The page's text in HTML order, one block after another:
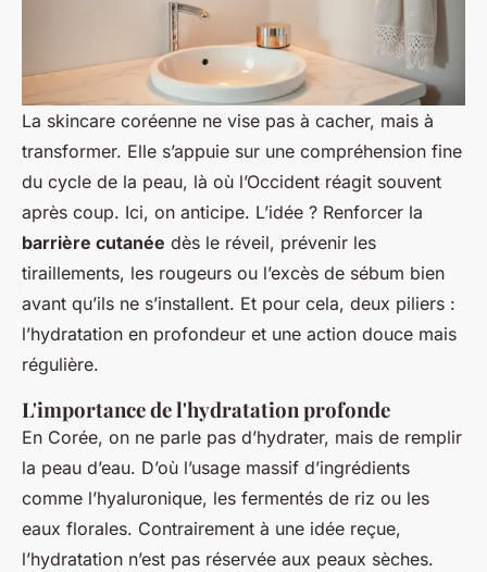
La skincare coréenne ne vise pas à cacher, mais à
transformer. Elle s’appuie sur une compréhension fine
du cycle de la peau, là où l’Occident réagit souvent
après coup. Ici, on anticipe. L’idée ? Renforcer la
barrière cutanée dès le réveil, prévenir les
tiraillements, les rougeurs ou l’excès de sébum bien
avant qu’ils ne s’installent. Et pour cela, deux piliers :
l’hydratation en profondeur et une action douce mais
régulière.
L'importance de l'hydratation profonde
En Corée, on ne parle pas d’hydrater, mais de remplir
la peau d’eau. D’où l’usage massif d’ingrédients
comme l’hyaluronique, les fermentés de riz ou les
eaux florales. Contrairement à une idée reçue,
l’hydratation n’est pas réservée aux peaux sèches.